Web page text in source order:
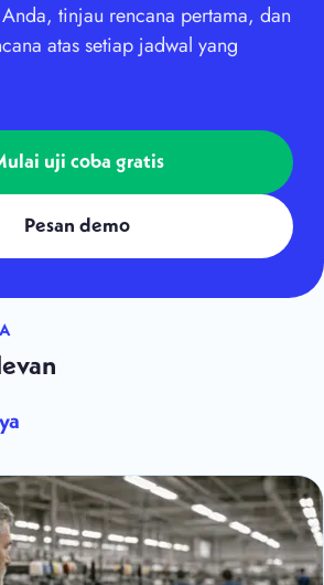
tinjau rencana pertama, dan
atas setiap jadwal yang
uji coba gratis
Pesan demo